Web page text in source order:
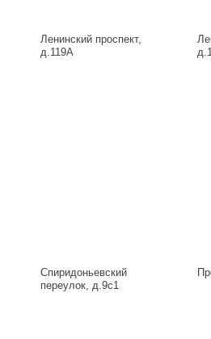
Ленинский проспект,
д.119А
Спиридоньевский
переулок, д.9с1